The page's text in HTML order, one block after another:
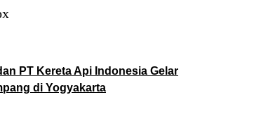
PT Kereta Api Indonesia Gelar
di Yogyakarta